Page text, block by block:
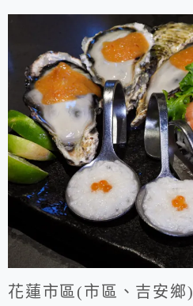
花蓮市區(市區、吉安鄉)